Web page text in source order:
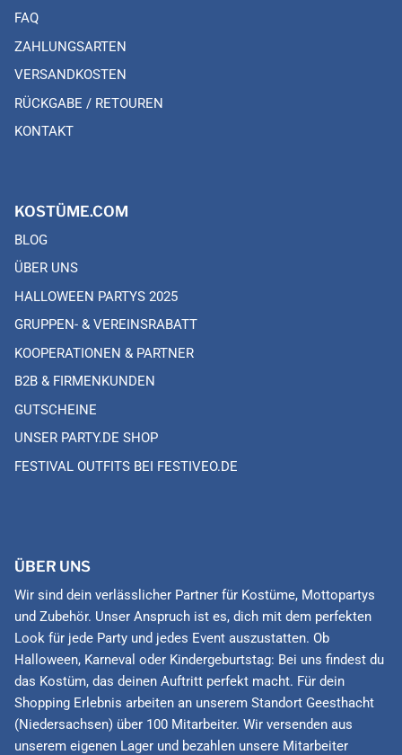
FAQ
ZAHLUNGSARTEN
VERSANDKOSTEN
RÜCKGABE / RETOUREN
KONTAKT
KOSTÜME.COM
BLOG
ÜBER UNS
HALLOWEEN PARTYS 2025
GRUPPEN- & VEREINSRABATT
KOOPERATIONEN & PARTNER
B2B & FIRMENKUNDEN
GUTSCHEINE
UNSER PARTY.DE SHOP
FESTIVAL OUTFITS BEI FESTIVEO.DE
ÜBER UNS
Wir sind dein verlässlicher Partner für Kostüme, Mottopartys
und Zubehör. Unser Anspruch ist es, dich mit dem perfekten
Look für jede Party und jedes Event auszustatten. Ob
Halloween, Karneval oder Kindergeburtstag: Bei uns findest du
das Kostüm, das deinen Auftritt perfekt macht. Für dein
Shopping Erlebnis arbeiten an unserem Standort Geesthacht
(Niedersachsen) über 100 Mitarbeiter. Wir versenden aus
unserem eigenen Lager und bezahlen unsere Mitarbeiter